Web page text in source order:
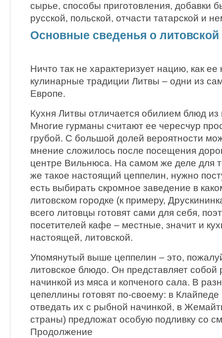
сырье, способы приготовления, добавки
русской, польской, отчасти татарской и
Основные сведенья о литовской
Ничто так не характеризует нацию, как
кулинарные традиции Литвы – одни из
Европе.
Кухня Литвы отличается обилием блюд
Многие гурманы считают ее чересчур
грубой. С большой долей вероятности
мнение сложилось после посещения
центре Вильнюса. На самом же деле для
же такое настоящий цеппелин, нужно
есть выбирать скромное заведение в
литовском городке (к примеру,
всего литовцы готовят сами для себя,
посетителей кафе – местные, значит и
настоящей, литовской.
Упомянутый выше цеппелин – это,
литовское блюдо. Он представляет собой
начинкой из мяса и копченого сала. В
цепеллины готовят по-своему: в
отведать их с рыбной начинкой, в
страны) предложат особую подливку со
Продолжение